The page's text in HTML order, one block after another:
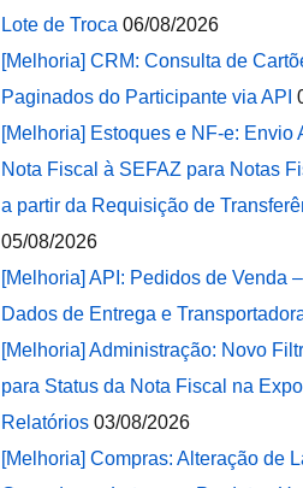
Lote de Troca 06/08/2026
[Melhoria] CRM: Consulta de
Paginados do Participante via API
[Melhoria] Estoques e NF-e: Envio
Nota Fiscal à SEFAZ para Notas
a partir da Requisição de
05/08/2026
[Melhoria] API: Pedidos de Venda
Dados de Entrega e
[Melhoria] Administração: Novo
para Status da Nota Fiscal na
Relatórios 03/08/2026
[Melhoria] Compras: Alteração de